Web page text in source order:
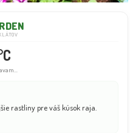
rastliny pre váš kúsok raja.